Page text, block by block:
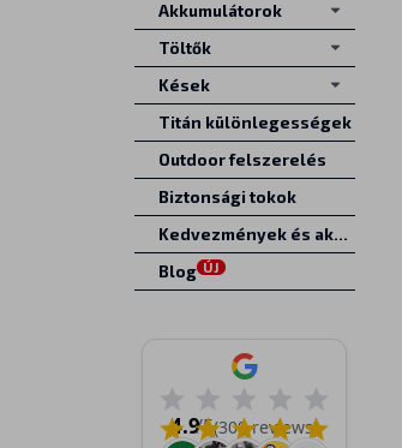
Akkumulátorok
Töltők
Kések
Titán különlegességek
Outdoor felszerelés
Biztonsági tokok
Kedvezmények és akciók
Blog ÚJ
4.9/5(309 reviews)